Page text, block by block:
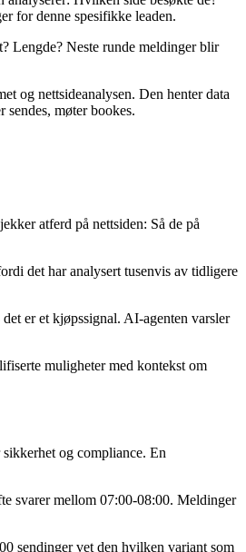
for denne spesifikke leaden.
Lengde? Neste runde meldinger blir
og nettsideanalysen. Den henter data
sendes, møter bookes.
atferd på nettsiden: Så de på
det har analysert tusenvis av tidligere
er et kjøpssignal. AI-agenten varsler
muligheter med kontekst om
og compliance. En
svarer mellom 07:00-08:00. Meldinger
sendinger vet den hvilken variant som